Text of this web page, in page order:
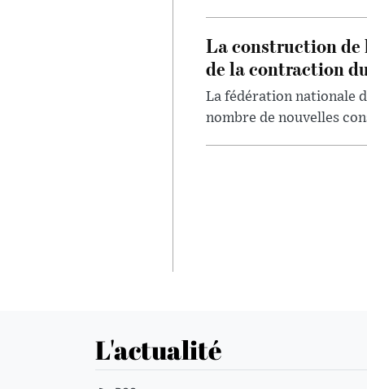
La construction de
de la contraction
La fédération nationale
nombre de nouvelles
L'actualité